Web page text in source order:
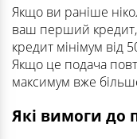
Якщо ви раніше
ваш перший
кредит мінімум від
Якщо це подача
максимум вже
Які вимоги до